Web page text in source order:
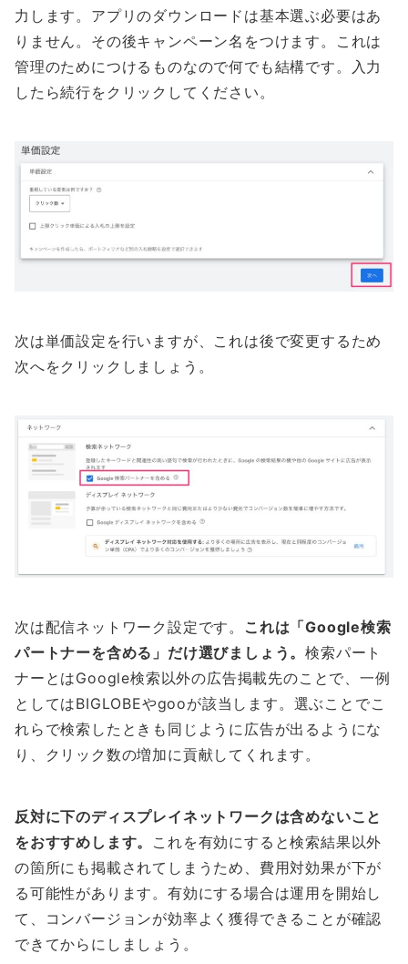
力します。アプリのダウンロードは基本選ぶ必要はあ
りません。その後キャンペーン名をつけます。これは
管理のためにつけるものなので何でも結構です。入力
したら続行をクリックしてください。
次は単価設定を行いますが、これは後で変更するため
次へをクリックしましょう。
次は配信ネットワーク設定です。 これは「Google検索
パートナーを含める」だけ選びましょう。検索パート
ナーとはGoogle検索以外の広告掲載先のことで、一例
としてはBIGLOBEやgooが該当します。選ぶことでこ
れらで検索したときも同じように広告が出るようにな
り、クリック数の増加に貢献してくれます。
反対に下のディスプレイネットワークは含めないこと
をおすすめします。 これを有効にすると検索結果以外
の箇所にも掲載されてしまうため、費用対効果が下が
る可能性があります。有効にする場合は運用を開始し
て、コンバージョンが効率よく獲得できることが確認
できてからにしましょう。